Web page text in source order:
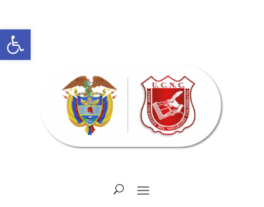
Abrir barra de herramientas